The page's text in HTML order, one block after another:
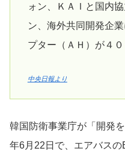
ォン、ＫＡＩと国内
ン、海外共同開発企
プター（ＡＨ）が４
中央日報より
韓国防衛事業庁が「開発
年6月22日で、エアバス